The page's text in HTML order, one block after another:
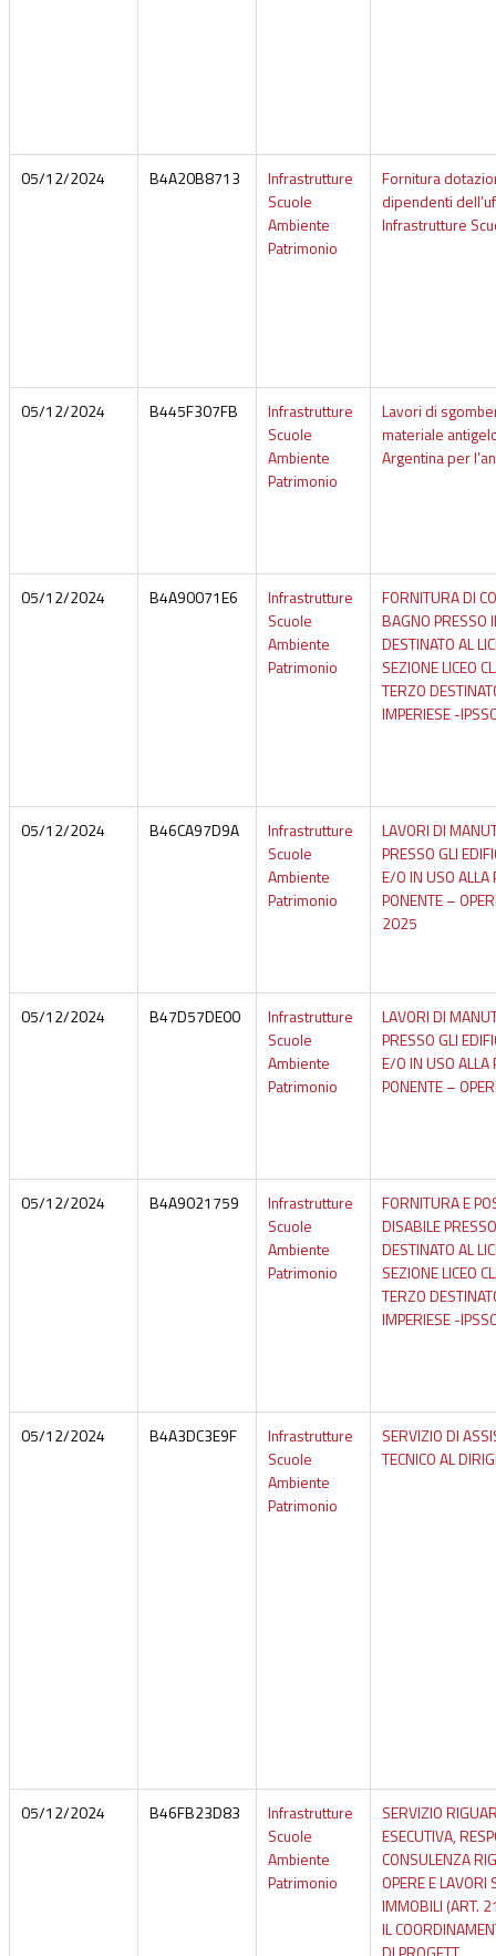
05/12/2024 B4A20B8713
Infrastrutture
Scuole
Ambiente
Patrimonio
Fornitura
dipendenti
Infrastrutture
05/12/2024 B445F307FB
Infrastrutture
Scuole
Ambiente
Patrimonio
Lavori di
materiale
Argentina per
05/12/2024 B4A90071E6
Infrastrutture
Scuole
Ambiente
Patrimonio
FORNITURA DI
BAGNO PRESSO
DESTINATO AL
SEZIONE LICEO
TERZO
IMPERIESE -
05/12/2024 B46CA97D9A
Infrastrutture
Scuole
Ambiente
Patrimonio
LAVORI DI
PRESSO GLI
E/O IN USO ALLA
PONENTE –
2025
05/12/2024 B47D57DE00
Infrastrutture
Scuole
Ambiente
Patrimonio
LAVORI DI
PRESSO GLI
E/O IN USO ALLA
PONENTE –
05/12/2024 B4A9021759
Infrastrutture
Scuole
Ambiente
Patrimonio
FORNITURA E
DISABILE
DESTINATO AL
SEZIONE LICEO
TERZO
IMPERIESE -
05/12/2024 B4A3DC3E9F
Infrastrutture
Scuole
Ambiente
Patrimonio
SERVIZIO DI
TECNICO AL
05/12/2024 B46FB23D83
Infrastrutture
Scuole
Ambiente
Patrimonio
SERVIZIO
ESECUTIVA,
CONSULENZA
OPERE E LAVORI
IMMOBILI (ART.
IL